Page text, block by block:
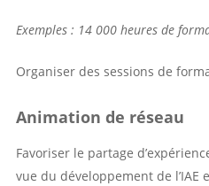
Exemples : 14 000 heures de
Organiser des sessions de
Animation de réseau
Favoriser le partage
vue du développement de l’IAE